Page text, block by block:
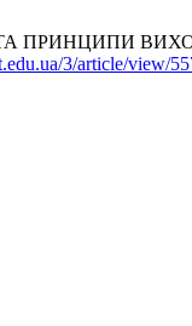
ПРИНЦИПИ
3/article/view/